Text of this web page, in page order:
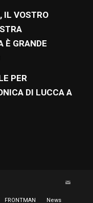
IL VOSTRO
È GRANDE
PER
DI LUCCA A
FRONTMAN News